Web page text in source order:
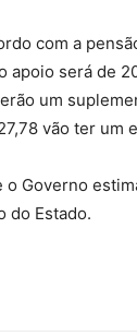
com a
apoio será de
um
vão ter um
Governo
do Estado.